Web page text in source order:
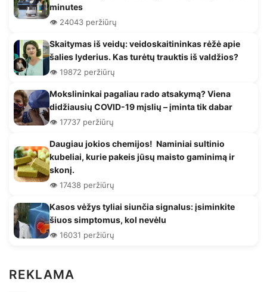
minutes
👁️ 24043 peržiūrų
Skaitymas iš veidų: veidoskaitininkas rėžė apie
šalies lyderius. Kas turėtų trauktis iš valdžios?
👁️ 19872 peržiūrų
Mokslininkai pagaliau rado atsakymą? Viena
didžiausių COVID-19 mįslių – įminta tik dabar
👁️ 17737 peržiūrų
Daugiau jokios chemijos! Naminiai sultinio
kubeliai, kurie pakeis jūsų maisto gaminimą ir
skonį.
👁️ 17438 peržiūrų
Kasos vėžys tyliai siunčia signalus: įsiminkite
šiuos simptomus, kol nevėlu
👁️ 16031 peržiūrų
REKLAMA